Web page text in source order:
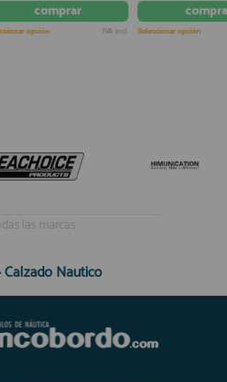
comprar
opción IVA incl. Seleccionar opción
las marcas
Calzado Nautico